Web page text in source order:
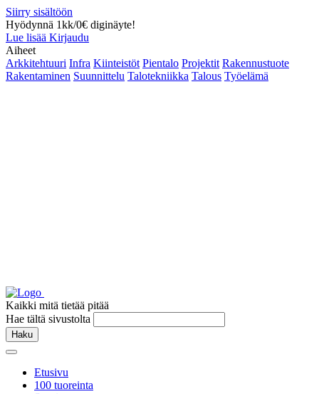
Siirry sisältöön
Hyödynnä 1kk/0€ diginäyte!
Lue lisää Kirjaudu
Aiheet
Arkkitehtuuri Infra Kiinteistöt Pientalo Projektit Rakennustuote
Rakentaminen Suunnittelu Talotekniikka Talous Työelämä
Kaikki mitä tietää pitää
Hae tältä sivustolta
Haku
Etusivu
100 tuoreinta